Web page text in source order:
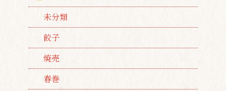
未分類
餃子
焼売
春巻